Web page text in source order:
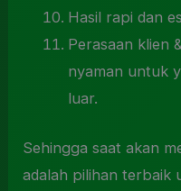
Hasil rapi dan
Perasaan klien
nyaman untuk
luar.
Sehingga saat akan
adalah pilihan terbaik